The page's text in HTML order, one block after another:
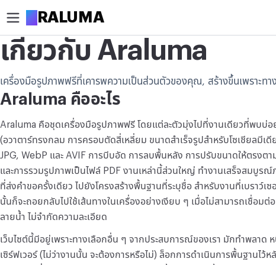
ARALUMA
ครอป
ครอบตัดรูป
ปรับแต่ง
บีบอัดรูป
เพิ่มความละเอียดรูป
ลบพื้นหลัง
แก้ไข
ปรับขนาดรูป
เกี่ยวกับ Araluma
เครื่องมือรูปภาพฟรีที่เคารพความเป็นส่วนตัวของคุณ, สร้างขึ้นเพราะทา
Araluma คืออะไร
Araluma คือชุดเครื่องมือรูปภาพฟรี โดยแต่ละตัวมุ่งไปที่งานเดียวที่พบบ่
(อวาตาร์ทรงกลม การครอบตัดสี่เหลี่ยม ขนาดสำเร็จรูปสำหรับโซเชียลมีเ
JPG, WebP และ AVIF การบีบอัด การลบพื้นหลัง การปรับขนาดให้ตรงต
และการรวมรูปภาพเป็นไฟล์ PDF งานเหล่านี้ส่วนใหญ่ ทำงานเสร็จสมบูร
ที่ส่งคำขอครั้งเดียว ไปยังโครงสร้างพื้นฐานที่ระบุชื่อ สำหรับงานที่เบราว์เซ
นั้นก็จะถอยกลับไปใช้เส้นทางในเครื่องอย่างเงียบ ๆ เมื่อไม่สามารถเชื่อมต่
ลายน้ำ ไม่จำกัดความละเอียด
เว็บไซต์นี้มีอยู่เพราะทางเลือกอื่น ๆ จากประสบการณ์ของเรา มักทำพลาด
เซิร์ฟเวอร์ (ไม่ว่างานนั้น จะต้องการหรือไม่) ล็อกการดำเนินการพื้นฐานไว้